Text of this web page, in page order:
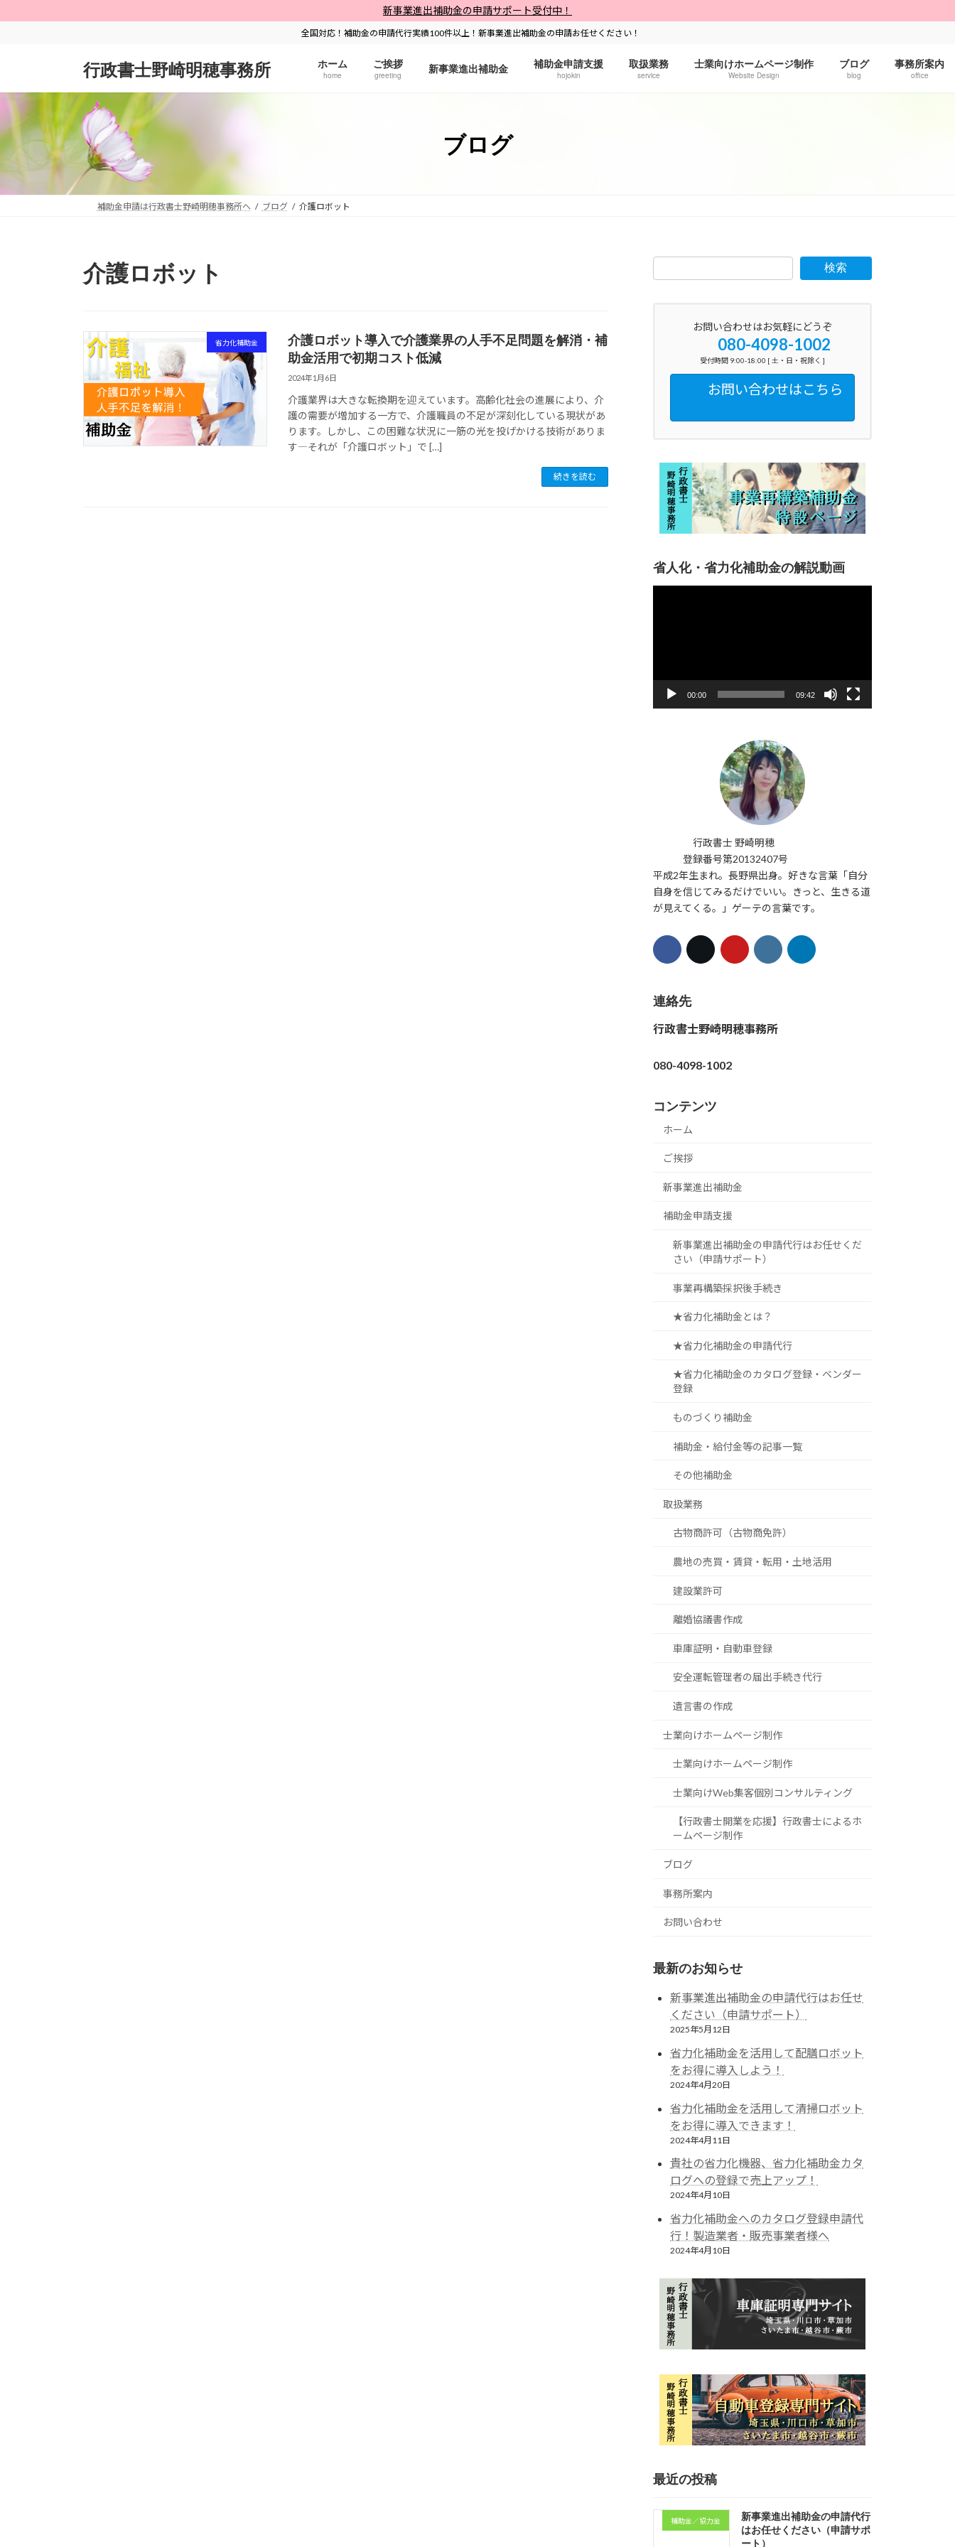
ン
へ
キ
ッ
ビ
ョ
に
移
新事業進出補助金の申請サポート受付中！
全国対応！補助金の申請代行実績100件以上！新事業進出補助金の申請お任せください！
行政書士野崎明穂事務所 ホーム
home
ご挨拶
greeting 新事業進出補助金 補助金申請支援
hojokin
取扱業務
service
士業向けホームページ制作
Website Design
ブログ
blog
事務所案内
office
ブログ
補助金申請は行政書士野崎明穂事務所へ ブログ 介護ロボット
介護ロボット
省力化補助金
介護ロボット導入で介護業界の人手不足問題を解消・補
助金活用で初期コスト低減
2024年1月6日
介護業界は大きな転換期を迎えています。高齢化社会の進展により、介
護の需要が増加する一方で、介護職員の不足が深刻化している現状があ
ります。しかし、この困難な状況に一筋の光を投げかける技術がありま
す―それが「介護ロボット」で […]
続きを読む
検索
お問い合わせはお気軽にどうぞ
080-4098-1002
受付時間 9:00-18:00 [ 土・日・祝除く ]
お問い合わせはこちら
省人化・省力化補助金の解説動画
ヤ
00:00 09:42
行政書士 野崎明穂
登録番号第20132407号
平成2年生まれ。長野県出身。好きな言葉「自分
自身を信じてみるだけでいい。きっと、生きる道
が見えてくる。」ゲーテの言葉です。
連絡先
行政書士野崎明穂事務所
080-4098-1002
コンテンツ
ホーム
ご挨拶
新事業進出補助金
補助金申請支援
新事業進出補助金の申請代行はお任せくだ
さい（申請サポート）
事業再構築採択後手続き
★省力化補助金とは？
★省力化補助金の申請代行
★省力化補助金のカタログ登録・ベンダー
登録
ものづくり補助金
補助金・給付金等の記事一覧
その他補助金
取扱業務
古物商許可（古物商免許）
農地の売買・賃貸・転用・土地活用
建設業許可
離婚協議書作成
車庫証明・自動車登録
安全運転管理者の届出手続き代行
遺言書の作成
士業向けホームページ制作
士業向けホームページ制作
士業向けWeb集客個別コンサルティング
【行政書士開業を応援】行政書士によるホ
ームページ制作
ブログ
事務所案内
お問い合わせ
最新のお知らせ
新事業進出補助金の申請代行はお任せ
ください（申請サポート）
2025年5月12日
省力化補助金を活用して配膳ロボット
をお得に導入しよう！
2024年4月20日
省力化補助金を活用して清掃ロボット
をお得に導入できます！
2024年4月11日
貴社の省力化機器、省力化補助金カタ
ログへの登録で売上アップ！
2024年4月10日
省力化補助金へのカタログ登録申請代
行！製造業者・販売事業者様へ
2024年4月10日
最近の投稿
補助金／協力金
新事業進出補助金の申請代行
はお任せください（申請サポ
ート）